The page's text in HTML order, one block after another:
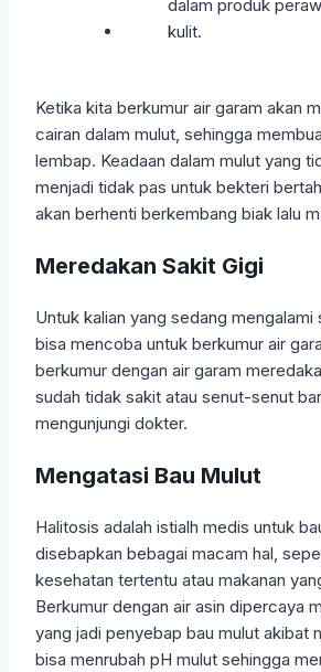
Ketika kita berkumur air garam akan
cairan dalam mulut, sehingga
lembap. Keadaan dalam mulut yang
menjadi tidak pas untuk bekteri
akan berhenti berkembang biak lalu
Meredakan Sakit Gigi
Untuk kalian yang sedang mengalami
bisa mencoba untuk berkumur air
berkumur dengan air garam
sudah tidak sakit atau senut-senut
mengunjungi dokter.
Mengatasi Bau Mulut
Halitosis adalah istialh medis untuk
disebapkan bebagai macam hal,
kesehatan tertentu atau makanan
Berkumur dengan air asin dipercaya
yang jadi penyebap bau mulut akibat
bisa menrubah pH mulut sehingga